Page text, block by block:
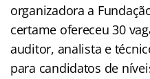
organizadora a
certame ofereceu 30
auditor, analista e
para candidatos de